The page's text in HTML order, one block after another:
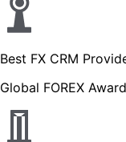
Best FX CRM
Global FOREX